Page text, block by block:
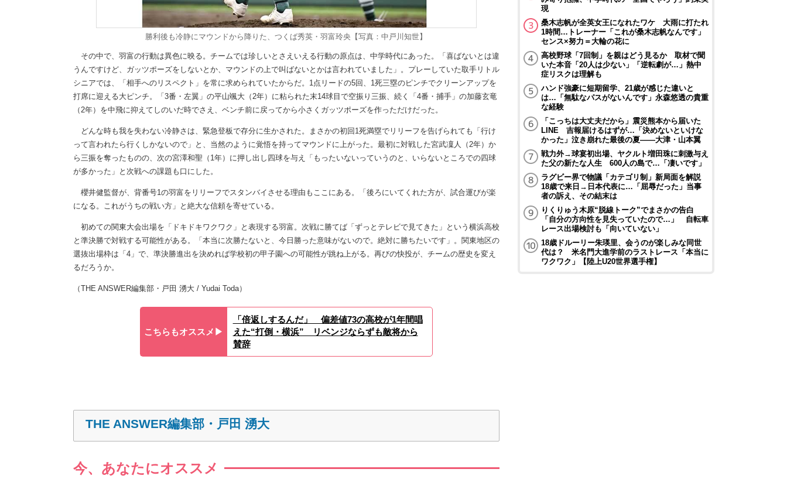
勝利後も冷静にマウンドから降りた、つくば秀英・羽富玲央【写真：中戸川知世】
その中で、羽富の行動は異色に映る。チームでは珍しいとさえいえる行動の原点は、中学時代にあった。「喜ばないとは違
うんですけど、ガッツポーズをしないとか、マウンドの上で叫ばないとかは言われていました」。プレーしていた取手リトル
シニアでは、「相手へのリスペクト」を常に求められていたからだ。1点リードの5回、1死三塁のピンチでクリーンアップを
打席に迎える大ピンチ。「3番・左翼」の平山颯大（2年）に粘られた末14球目で空振り三振、続く「4番・捕手」の加藤玄竜
（2年）を中飛に抑えてしのいだ時でさえ、ベンチ前に戻ってから小さくガッツポーズを作っただけだった。
どんな時も我を失わない冷静さは、緊急登板で存分に生かされた。まさかの初回1死満塁でリリーフを告げられても「行け
って言われたら行くしかないので」と、当然のように覚悟を持ってマウンドに上がった。最初に対戦した宮武凜人（2年）か
ら三振を奪ったものの、次の宮澤和聖（1年）に押し出し四球を与え「もったいないっていうのと、いらないところでの四球
が多かった」と次戦への課題も口にした。
櫻井健監督が、背番号1の羽富をリリーフでスタンバイさせる理由もここにある。「後ろにいてくれた方が、試合運びが楽
になる。これがうちの戦い方」と絶大な信頼を寄せている。
初めての関東大会出場を「ドキドキワクワク」と表現する羽富。次戦に勝てば「ずっとテレビで見てきた」という横浜高校
と準決勝で対戦する可能性がある。「本当に次勝たないと、今日勝った意味がないので。絶対に勝ちたいです」。関東地区の
選抜出場枠は「4」で、準決勝進出を決めれば学校初の甲子園への可能性が跳ね上がる。再びの快投が、チームの歴史を変え
るだろうか。
（THE ANSWER編集部・戸田 湧大 / Yudai Toda）
こちらもオススメ▶︎
「倍返しするんだ」 偏差値73の高校が1年間唱
えた“打倒・横浜” リベンジならずも敵将から
賛辞
THE ANSWER編集部・戸田 湧大
今、あなたにオススメ
現
桑木志帆が全英女王になれたワケ 大雨に打たれ
1時間…トレーナー「これが桑木志帆なんです」
センス×努力＝大輪の花に
高校野球「7回制」を親はどう見るか 取材で聞
いた本音「20人は少ない」「逆転劇が…」熱中
症リスクは理解も
ハンド強豪に短期留学、21歳が感じた違いと
は…「無駄なパスがないんです」永森悠透の貴重
な経験
「こっちは大丈夫だから」震災熊本から届いた
LINE 吉報届けるはずが…「決めないといけな
かった」泣き崩れた最後の夏――大津・山本翼
戦力外→球宴初出場、ヤクルト増田珠に刺激与え
た父の新たな人生 600人の島で…「凄いです」
ラグビー界で物議「カテゴリ制」新局面を解説
18歳で来日→日本代表に…「屈辱だった」当事
者の訴え、その結末は
りくりゅう木原“脱線トーク”でまさかの告白
「自分の方向性を見失っていたので…」 自転車
レース出場検討も「向いていない」
18歳ドルーリー朱瑛里、会うのが楽しみな同世
代は？ 米名門大進学前のラストレース「本当に
ワクワク」【陸上U20世界選手権】